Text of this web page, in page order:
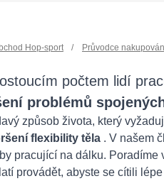
Hop-sport / Průvodce
počtem lidí
problémů
způsob života, který
flexibility těla . V našem
pracující na dálku. Poradíme
provádět, abyste se cítili